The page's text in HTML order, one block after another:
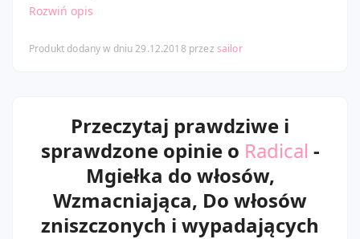
Rozwiń opis
Produkt dodany w dniu 29.12.2018 przez sailor
Przeczytaj prawdziwe i
sprawdzone opinie o Radical -
Mgiełka do włosów,
Wzmacniająca, Do włosów
zniszczonych i wypadających